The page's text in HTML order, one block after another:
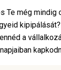
Te még mindig
a